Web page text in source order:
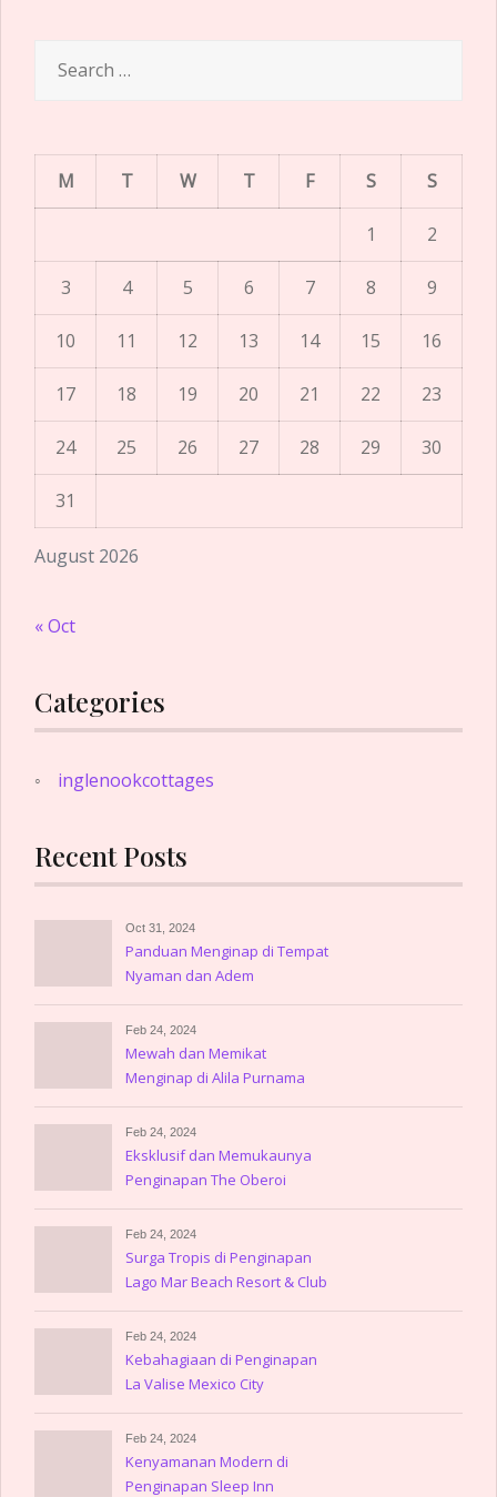
for:
August 2026
M T W T F S S
1 2
3 4 5 6 7 8 9
10 11 12 13 14 15 16
17 18 19 20 21 22 23
24 25 26 27 28 29 30
31
« Oct
Categories
inglenookcottages
Recent Posts
Oct 31, 2024
Panduan Menginap di Tempat
Nyaman dan Adem
Feb 24, 2024
Mewah dan Memikat
Menginap di Alila Purnama
Feb 24, 2024
Eksklusif dan Memukaunya
Penginapan The Oberoi
Lombok
Feb 24, 2024
Surga Tropis di Penginapan
Lago Mar Beach Resort & Club
Feb 24, 2024
Kebahagiaan di Penginapan
La Valise Mexico City
Feb 24, 2024
Kenyamanan Modern di
Penginapan Sleep Inn